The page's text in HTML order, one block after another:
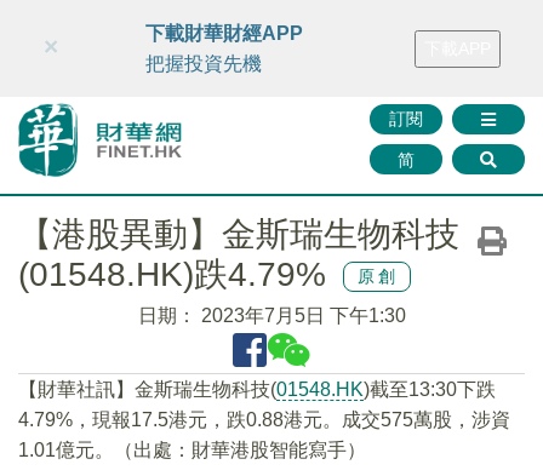
財華智庫網 FINTV FINMETA 財華證券 媒體矩陣
訂閱
简
×
下載財華財經APP
把握投資先機
【港股異動】金斯瑞生物科技
(01548.HK)跌4.79%
原創
日期： 2023年7月5日 下午1:30
【財華社訊】金斯瑞生物科技(01548.HK)截至13:30下跌
4.79%，現報17.5港元，跌0.88港元。成交575萬股，涉資
1.01億元。（出處：財華港股智能寫手）